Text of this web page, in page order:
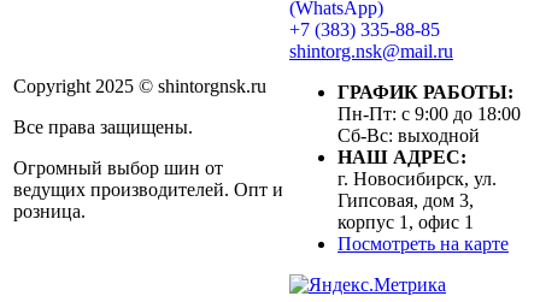
Copyright 2025 © shintorgnsk.ru
Все права защищены.
Огромный выбор шин от
ведущих производителей. Опт и
розница.
(WhatsApp)
+7 (383) 335-88-85
shintorg.nsk@mail.ru
ГРАФИК РАБОТЫ:
Пн-Пт: с 9:00 до 18:00
Сб-Вс: выходной
НАШ АДРЕС:
г. Новосибирск, ул.
Гипсовая, дом 3,
корпус 1, офис 1
Посмотреть на карте